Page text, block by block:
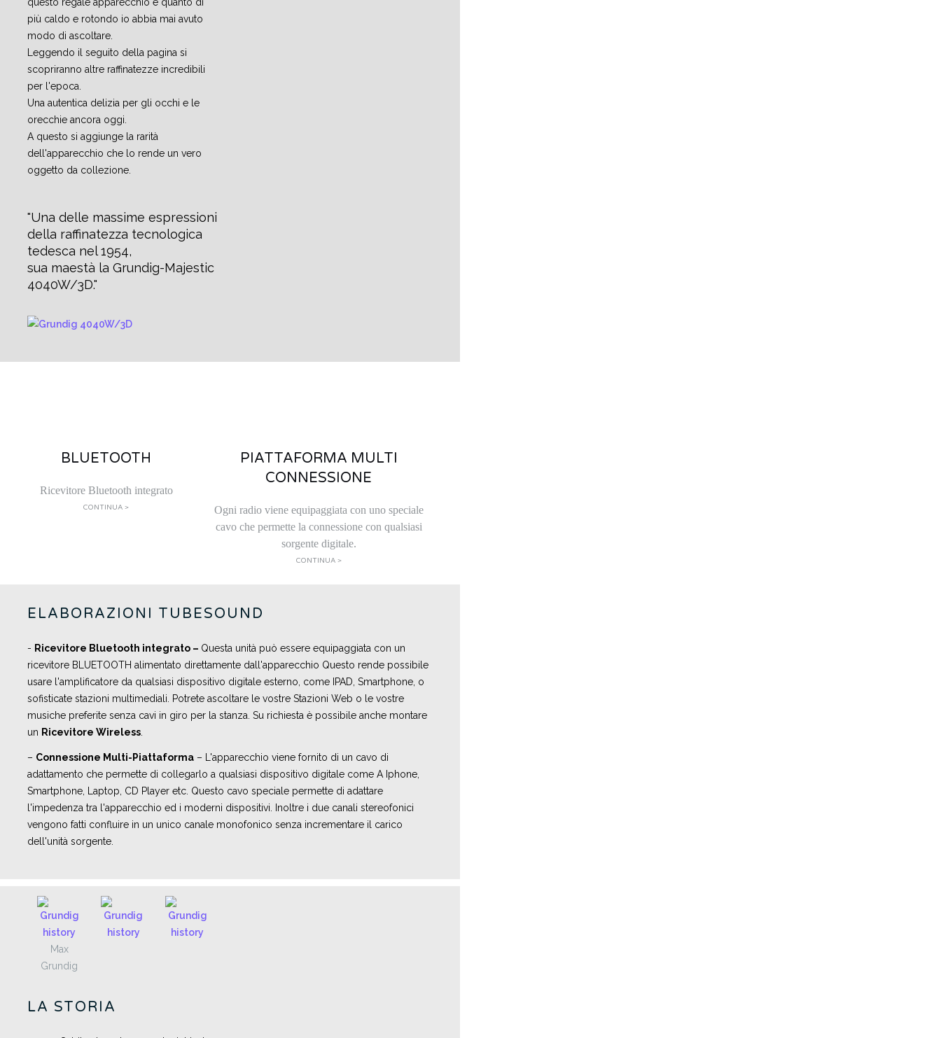
più caldo e rotondo io abbia mai avuto
modo di ascoltare.
Leggendo il seguito della pagina si
scopriranno altre raffinatezze incredibili
per l'epoca.
Una autentica delizia per gli occhi e le
orecchie ancora oggi.
A questo si aggiunge la rarità
dell'apparecchio che lo rende un vero
oggetto da collezione.
Una delle massime espressioni
della raffinatezza tecnologica
tedesca nel 1954,
sua maestà la Grundig-Majestic
4040W/3D.
BLUETOOTH
Ricevitore Bluetooth integrato
CONTINUA >
PIATTAFORMA MULTI
CONNESSIONE
Ogni radio viene equipaggiata con uno speciale
cavo che permette la connessione con qualsiasi
sorgente digitale.
CONTINUA >
ELABORAZIONI TUBESOUND
- Ricevitore Bluetooth integrato – Questa unità può essere equipaggiata con un
ricevitore BLUETOOTH alimentato direttamente dall'apparecchio Questo rende possibile
usare l'amplificatore da qualsiasi dispositivo digitale esterno, come IPAD, Smartphone, o
sofisticate stazioni multimediali. Potrete ascoltare le vostre Stazioni Web o le vostre
musiche preferite senza cavi in giro per la stanza. Su richiesta è possibile anche montare
un Ricevitore Wireless
– Connessione Multi-Piattaforma – L'apparecchio viene fornito di un cavo di
adattamento che permette di collegarlo a qualsiasi dispositivo digitale come A Iphone,
Smartphone, Laptop, CD Player etc. Questo cavo speciale permette di adattare
l'impedenza tra l'apparecchio ed i moderni dispositivi. Inoltre i due canali stereofonici
vengono fatti confluire in un unico canale monofonico senza incrementare il carico
dell'unità sorgente.
Max
Grundig
LA STORIA